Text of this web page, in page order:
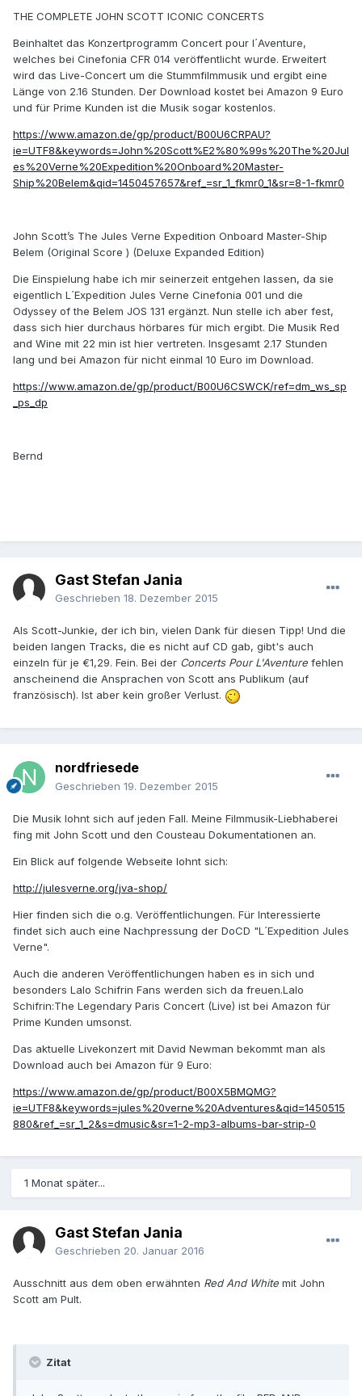
THE COMPLETE JOHN SCOTT ICONIC CONCERTS
Beinhaltet das Konzertprogramm Concert pour l´Aventure,
welches bei Cinefonia CFR 014 veröffentlicht wurde. Erweitert
wird das Live-Concert um die Stummfilmmusik und ergibt eine
Länge von 2.16 Stunden. Der Download kostet bei Amazon 9 Euro
und für Prime Kunden ist die Musik sogar kostenlos.
https://www.amazon.de/gp/product/B00U6CRPAU?
ie=UTF8&keywords=John%20Scott%E2%80%99s%20The%20Jul
es%20Verne%20Expedition%20Onboard%20Master-
Ship%20Belem&qid=1450457657&ref_=sr_1_fkmr0_1&sr=8-1-fkmr0
John Scott’s The Jules Verne Expedition Onboard Master-Ship
Belem (Original Score ) (Deluxe Expanded Edition)
Die Einspielung habe ich mir seinerzeit entgehen lassen, da sie
eigentlich L´Expedition Jules Verne Cinefonia 001 und die
Odyssey of the Belem JOS 131 ergänzt. Nun stelle ich aber fest,
dass sich hier durchaus hörbares für mich ergibt. Die Musik Red
and Wine mit 22 min ist hier vertreten. Insgesamt 2.17 Stunden
lang und bei Amazon für nicht einmal 10 Euro im Download.
https://www.amazon.de/gp/product/B00U6CSWCK/ref=dm_ws_sp
_ps_dp
Bernd
Gast Stefan Jania
Geschrieben 18. Dezember 2015
Als Scott-Junkie, der ich bin, vielen Dank für diesen Tipp! Und die
beiden langen Tracks, die es nicht auf CD gab, gibt's auch
einzeln für je €1,29. Fein. Bei der Concerts Pour L'Aventure fehlen
anscheinend die Ansprachen von Scott ans Publikum (auf
französisch). Ist aber kein großer Verlust.
nordfriesede
Geschrieben 19. Dezember 2015
Die Musik lohnt sich auf jeden Fall. Meine Filmmusik-Liebhaberei
fing mit John Scott und den Cousteau Dokumentationen an.
Ein Blick auf folgende Webseite lohnt sich:
http://julesverne.org/jva-shop/
Hier finden sich die o.g. Veröffentlichungen. Für Interessierte
findet sich auch eine Nachpressung der DoCD "L´Expedition Jules
Verne".
Auch die anderen Veröffentlichungen haben es in sich und
besonders Lalo Schifrin Fans werden sich da freuen.Lalo
Schifrin:The Legendary Paris Concert (Live) ist bei Amazon für
Prime Kunden umsonst.
Das aktuelle Livekonzert mit David Newman bekommt man als
Download auch bei Amazon für 9 Euro:
https://www.amazon.de/gp/product/B00X5BMQMG?
ie=UTF8&keywords=jules%20verne%20Adventures&qid=1450515
880&ref_=sr_1_2&s=dmusic&sr=1-2-mp3-albums-bar-strip-0
1 Monat später...
Gast Stefan Jania
Geschrieben 20. Januar 2016
Ausschnitt aus dem oben erwähnten Red And White mit John
Scott am Pult.
Zitat